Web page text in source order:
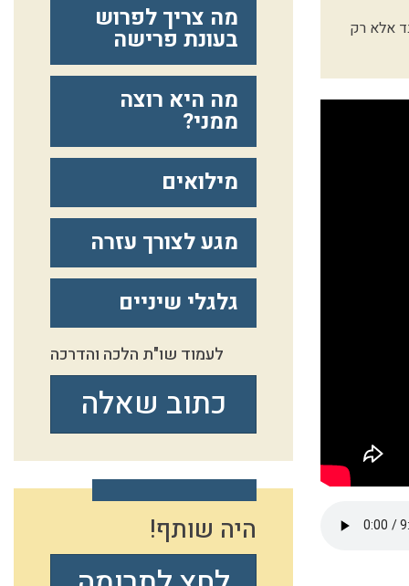
אלא רק
מה צריך לפרוש
בעונת פרישה
מה היא רוצה
ממני?
מילואים
מגע לצורך עזרה
גלגלי שיניים
לעמוד שו"ת הלכה והדרכה
כתוב שאלה
היה שותף!